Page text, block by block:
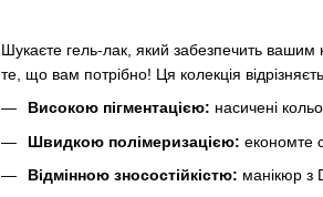
Шукаєте гель-лак, який забезпечить
те, що вам потрібно! Ця колекція
Високою пігментацією: насичені
Швидкою полімеризацією: економте
Відмінною зносостійкістю: манікюр з